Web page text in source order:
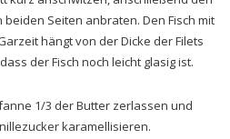
Seiten anbraten. Den Fisch mit
hängt von der Dicke der Filets
der Fisch noch leicht glasig ist.
1/3 der Butter zerlassen und
karamellisieren.